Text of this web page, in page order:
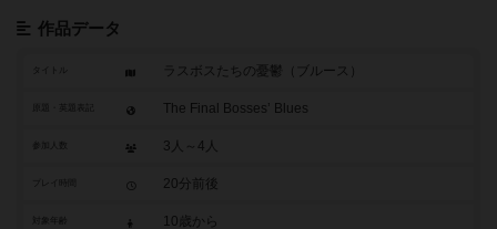
作品データ
タイトル ラスボスたちの憂鬱（ブルース）
The Final Bosses’ Blues
参加人数 3人～4人
20分前後
10歳から